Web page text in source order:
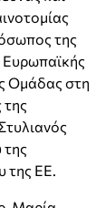
της
Ευρωπαϊκής
Ομάδας στη
της
της ΕΕ.